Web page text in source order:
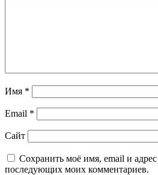
Имя *
Email *
Сайт
Сохранить моё имя, email и адрес
последующих моих комментариев.